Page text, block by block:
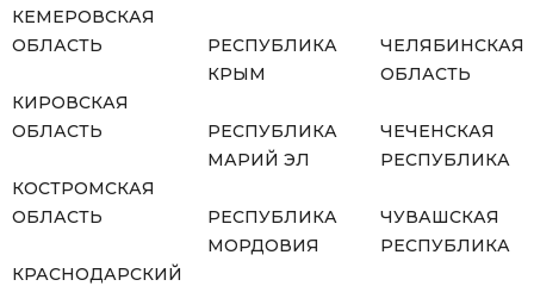
КЕМЕРОВСКАЯ
ОБЛАСТЬ
КИРОВСКАЯ
ОБЛАСТЬ
КОСТРОМСКАЯ
ОБЛАСТЬ
КРАСНОДАРСКИЙ
РЕСПУБЛИКА
КРЫМ
РЕСПУБЛИКА
МАРИЙ ЭЛ
РЕСПУБЛИКА
МОРДОВИЯ
ЧЕЛЯБИНСКАЯ
ОБЛАСТЬ
ЧЕЧЕНСКАЯ
РЕСПУБЛИКА
ЧУВАШСКАЯ
РЕСПУБЛИКА